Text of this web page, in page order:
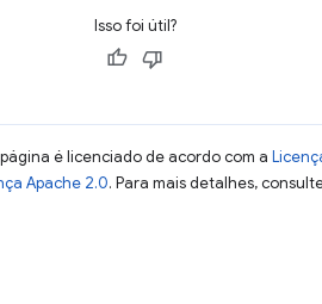
Isso foi útil?
é licenciado de acordo com a
Apache 2.0. Para mais detalhes,